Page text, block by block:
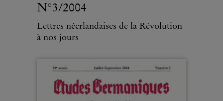
N°3/2004
Lettres néerlandaises de la Révolution
à nos jours